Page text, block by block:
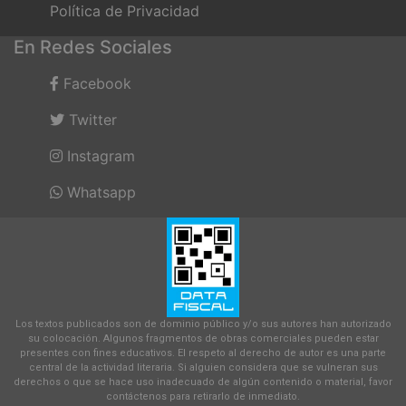
Política de Privacidad
En Redes Sociales
Facebook
Twitter
Instagram
Whatsapp
Los textos publicados son de dominio público y/o sus autores han autorizado
su colocación. Algunos fragmentos de obras comerciales pueden estar
presentes con fines educativos. El respeto al derecho de autor es una parte
central de la actividad literaria. Si alguien considera que se vulneran sus
derechos o que se hace uso inadecuado de algún contenido o material, favor
contáctenos para retirarlo de inmediato.